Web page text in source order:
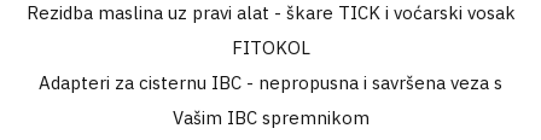
Rezidba maslina uz pravi alat - škare TICK i voćarski vosak
FITOKOL
Adapteri za cisternu IBC - nepropusna i savršena veza s
Vašim IBC spremnikom